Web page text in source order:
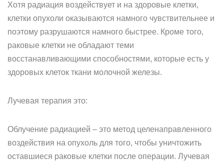
Хотя радиация воздействует и на здоровые клетки,
клетки опухоли оказываются намного чувствительнее и
поэтому разрушаются намного быстрее. Кроме того,
раковые клетки не обладают теми
восстанавливающими способностями, которые есть у
здоровых клеток ткани молочной железы.
Лучевая терапия это:
Облучение радиацией – это метод целенаправленного
воздействия на опухоль для того, чтобы уничтожить
оставшиеся раковые клетки после операции. Лучевая